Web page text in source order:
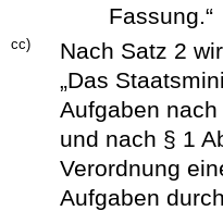
Fassung.“
cc)
Nach Satz 2
„Das
Aufgaben
und nach § 1
Verordnung
Aufgaben